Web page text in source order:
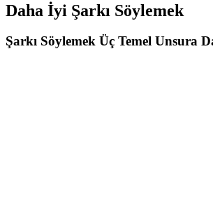
Daha İyi Şarkı Söylemek
Şarkı Söylemek Üç Temel Unsura